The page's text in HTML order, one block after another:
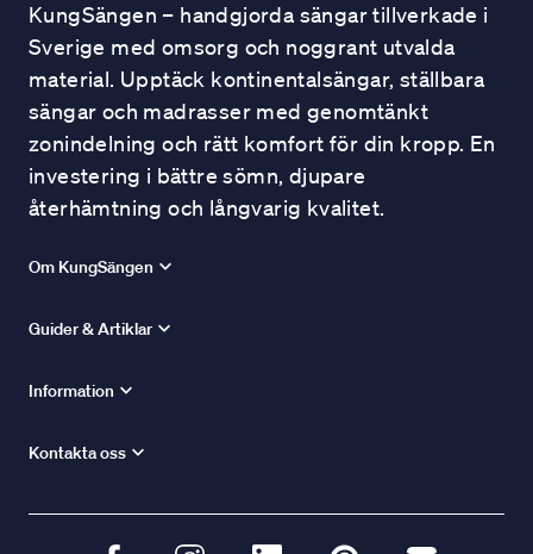
KungSängen – handgjorda sängar tillverkade i
Sverige med omsorg och noggrant utvalda
material. Upptäck kontinentalsängar, ställbara
sängar och madrasser med genomtänkt
zonindelning och rätt komfort för din kropp. En
investering i bättre sömn, djupare
återhämtning och långvarig kvalitet.
Om KungSängen
Guider & Artiklar
Information
Kontakta oss